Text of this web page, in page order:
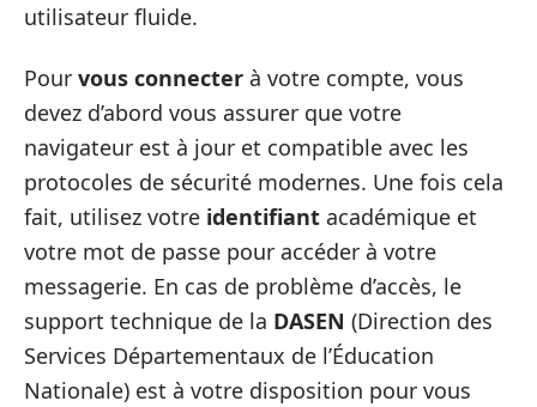
utilisateur fluide.
Pour vous connecter à votre compte, vous
devez d’abord vous assurer que votre
navigateur est à jour et compatible avec les
protocoles de sécurité modernes. Une fois cela
fait, utilisez votre identifiant académique et
votre mot de passe pour accéder à votre
messagerie. En cas de problème d’accès, le
support technique de la DASEN (Direction des
Services Départementaux de l’Éducation
Nationale) est à votre disposition pour vous